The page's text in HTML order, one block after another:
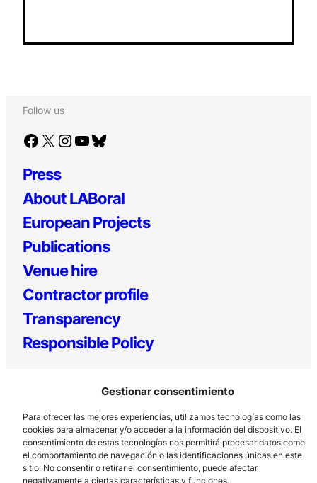
Gestionar consentimiento
Para ofrecer las mejores experiencias, utilizamos tecnologías como las
cookies para almacenar y/o acceder a la información del dispositivo. El
consentimiento de estas tecnologías nos permitirá procesar datos como
el comportamiento de navegación o las identificaciones únicas en este
sitio. No consentir o retirar el consentimiento, puede afectar
negativamente a ciertas características y funciones.
Follow us
Facebook X Instagram YouTube Bluesky
Press
About LABoral
European Projects
Publications
Venue hire
Contractor profile
Transparency
Responsible Policy
Los Prados, 121 – 33203 Gijón